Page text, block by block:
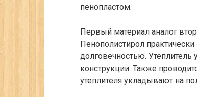
пенопластом.
Первый материал аналог
Пенополистирол
долговечностью.
конструкции. Также
утеплителя укладывают на